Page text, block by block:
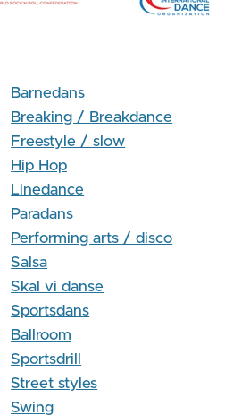
Barnedans
Breaking / Breakdance
Freestyle / slow
Hip Hop
Linedance
Paradans
Performing arts / disco
Salsa
Skal vi danse
Sportsdans
Ballroom
Sportsdrill
Street styles
Swing